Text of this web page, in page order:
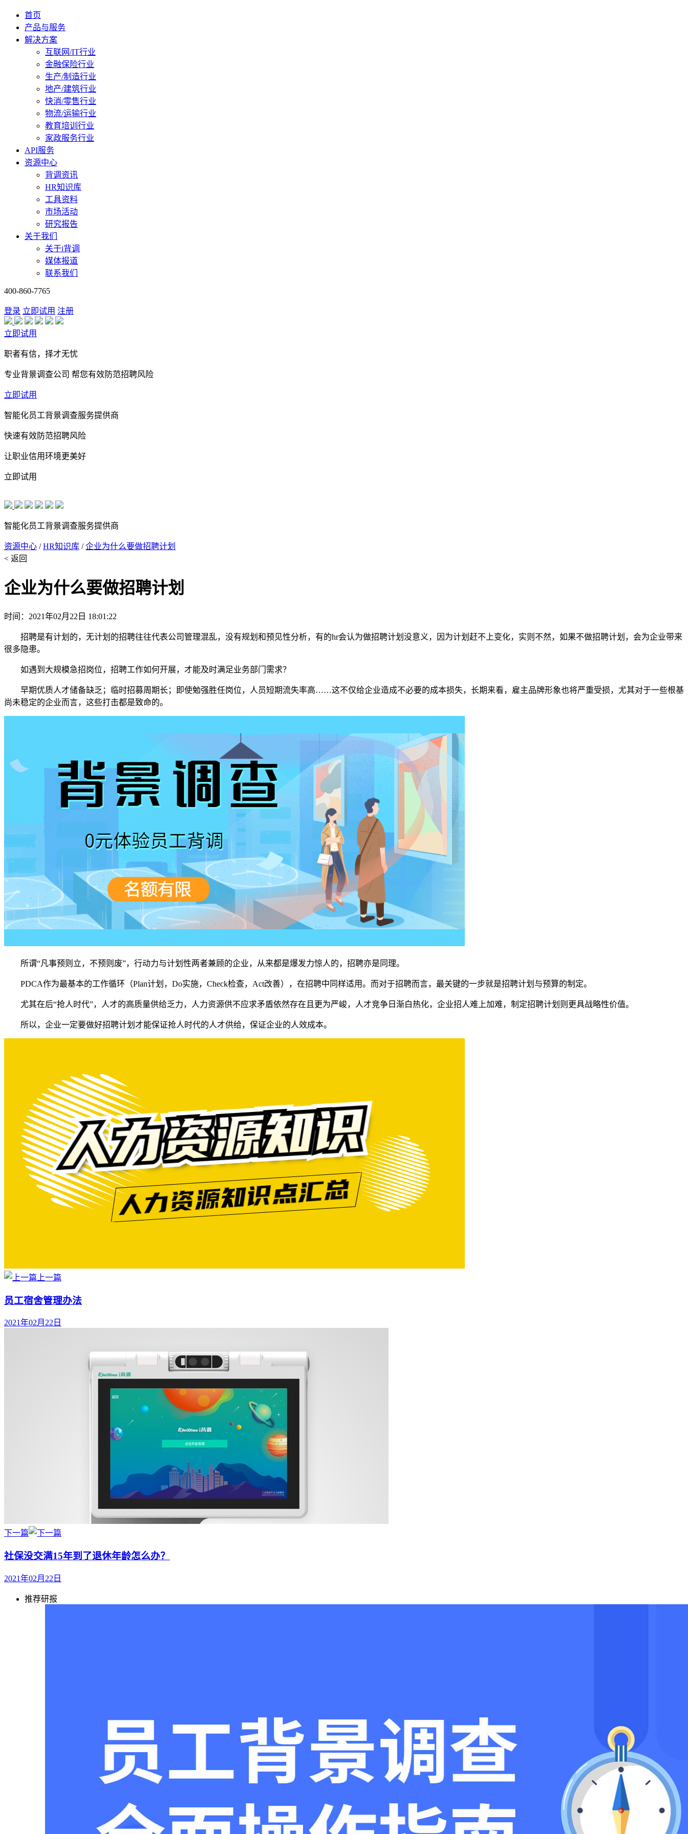
首页
产品与服务
解决方案
互联网/IT行业
金融保险行业
生产/制造行业
地产/建筑行业
快消/零售行业
物流/运输行业
教育培训行业
家政服务行业
API服务
资源中心
背调资讯
HR知识库
工具资料
市场活动
研究报告
关于我们
关于i背调
媒体报道
联系我们
400-860-7765
登录 立即试用 注册
立即试用
职者有信，择才无忧
专业背景调查公司 帮您有效防范招聘风险
立即试用
智能化员工背景调查服务提供商
快速有效防范招聘风险
让职业信用环境更美好
立即试用
智能化员工背景调查服务提供商
资源中心 /HR知识库 /企业为什么要做招聘计划
< 返回
企业为什么要做招聘计划
时间：2021年02月22日 18:01:22
招聘是有计划的，无计划的招聘往往代表公司管理混乱，没有规划和预见性分析，有的hr会认为做招聘计划没意义，因为计划赶不上变化，实则不然，如果不做招聘计划，会为企业带来
很多隐患。
如遇到大规模急招岗位，招聘工作如何开展，才能及时满足业务部门需求？
早期优质人才储备缺乏；临时招募周期长；即使勉强胜任岗位，人员短期流失率高……这不仅给企业造成不必要的成本损失，长期来看，雇主品牌形象也将严重受损，尤其对于一些根基
尚未稳定的企业而言，这些打击都是致命的。
所谓“凡事预则立，不预则废”，行动力与计划性两者兼顾的企业，从来都是爆发力惊人的，招聘亦是同理。
PDCA作为最基本的工作循环（Plan计划，Do实施，Check检查，Act改善），在招聘中同样适用。而对于招聘而言，最关键的一步就是招聘计划与预算的制定。
尤其在后“抢人时代”，人才的高质量供给乏力，人力资源供不应求矛盾依然存在且更为严峻，人才竞争日渐白热化，企业招人难上加难，制定招聘计划则更具战略性价值。
所以，企业一定要做好招聘计划才能保证抢人时代的人才供给，保证企业的人效成本。
上一篇
员工宿舍管理办法
2021年02月22日
下一篇
社保没交满15年到了退休年龄怎么办？
2021年02月22日
推荐研报